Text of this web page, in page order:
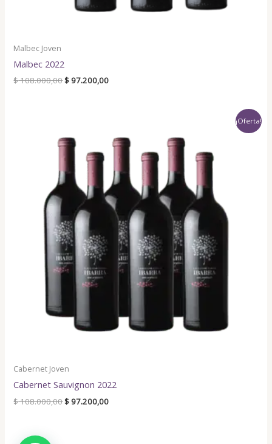
Malbec Joven
Malbec 2022
$108.000,00$ 97.200,00
¡Oferta!
Cabernet Joven
Cabernet Sauvignon 2022
$108.000,00
was:
$ 108.000,00.
$ 97.200,00
is:
$ 97.200,00.